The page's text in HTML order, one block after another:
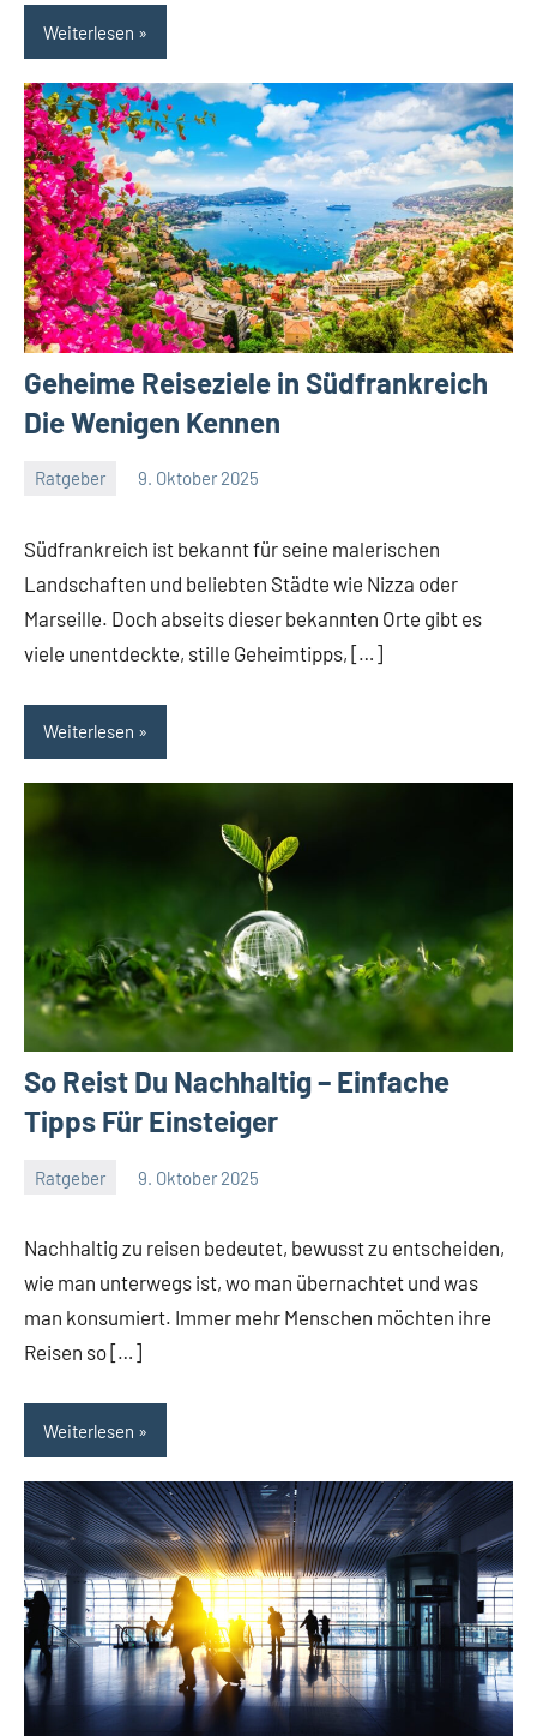
Weiterlesen
Geheime Reiseziele in Südfrankreich
Die Wenigen Kennen
Ratgeber 9. Oktober 2025
Südfrankreich ist bekannt für seine malerischen
Landschaften und beliebten Städte wie Nizza oder
Marseille. Doch abseits dieser bekannten Orte gibt es
viele unentdeckte, stille Geheimtipps, […]
Weiterlesen
So Reist Du Nachhaltig – Einfache
Tipps Für Einsteiger
Ratgeber 9. Oktober 2025
Nachhaltig zu reisen bedeutet, bewusst zu entscheiden,
wie man unterwegs ist, wo man übernachtet und was
man konsumiert. Immer mehr Menschen möchten ihre
Reisen so […]
Weiterlesen